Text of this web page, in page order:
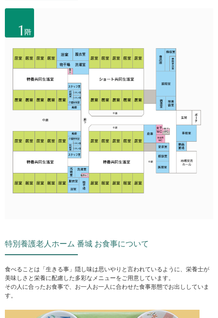
特別養護老人ホーム 番城 お食事について
食べることは「生きる事」隠し味は思いやりと言われているように、栄養士が
美味しさと栄養に配慮した多彩なメニューをご用意しています。
その人に合ったお食事で、お一人お一人に合わせた食事形態でお出ししていま
す。